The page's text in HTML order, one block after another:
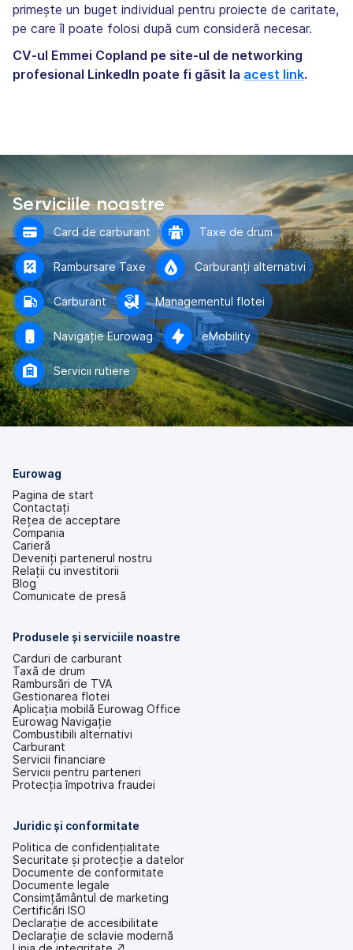
primește un buget individual pentru proiecte de caritate,
pe care îl poate folosi după cum consideră necesar.
CV-ul Emmei Copland pe site-ul de networking
profesional LinkedIn poate fi găsit la acest link.
Serviciile noastre
Card de carburant Taxe de drum
Rambursare Taxe Carburanți alternativi
Carburant Managementul flotei
Navigație Eurowag eMobility
Servicii rutiere
Eurowag
Pagina de start
Contactați
Rețea de acceptare
Compania
Carieră
Deveniți partenerul nostru
Relații cu investitorii
(se
deschide
filă
Blog
Comunicate de presă
Produsele și serviciile noastre
Carduri de carburant
Taxă de drum
Rambursări de TVA
Gestionarea flotei
Aplicația mobilă Eurowag Office
Eurowag Navigație
Combustibili alternativi
Carburant
Servicii financiare
Servicii pentru parteneri
Protecția împotriva fraudei
Juridic și conformitate
Politica de confidențialitate
Securitate și protecție a datelor
Documente de conformitate
Documente legale
Consimțământul de marketing
Certificări ISO
Declarație de accesibilitate
(se
Declarație de sclavie modernă